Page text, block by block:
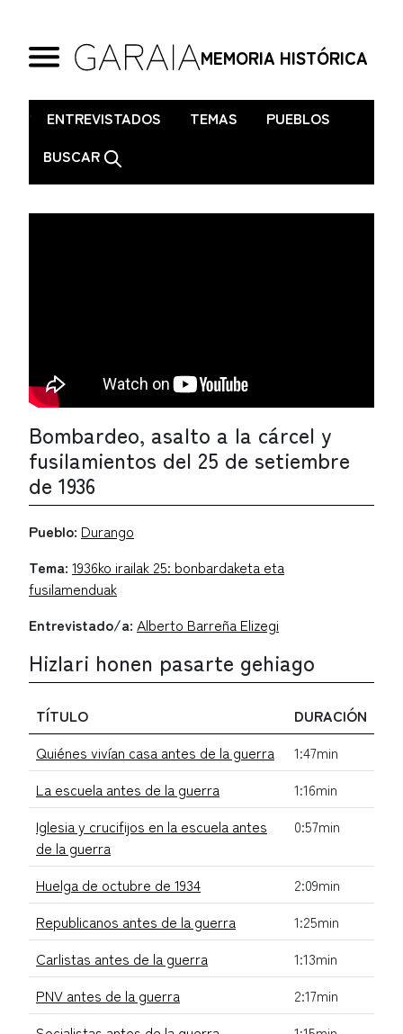
MEMORIA HISTÓRICA
. ENTREVISTADOS TEMAS
PUEBLOS
BUSCAR
Bombardeo, asalto a la cárcel y
fusilamientos del 25 de setiembre
de 1936
Pueblo: Durango
Tema: 1936ko irailak 25: bonbardaketa eta
fusilamenduak
Entrevistado/a: Alberto Barreña Elizegi
Hizlari honen pasarte gehiago
TÍTULO
DURACIÓN
Quiénes vivían casa antes de la guerra
1:47min
La escuela antes de la guerra
1:16min
Iglesia y crucifijos en la escuela antes
de la guerra
0:57min
Huelga de octubre de 1934
2:09min
Republicanos antes de la guerra
1:25min
Carlistas antes de la guerra
1:13min
PNV antes de la guerra
2:17min